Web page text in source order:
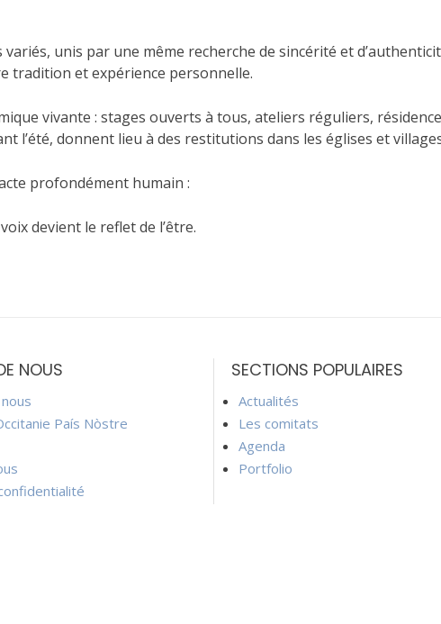
unis par une même recherche de sincérité et
tradition et expérience personnelle.
vivante : stages ouverts à tous, ateliers réguliers,
l’été, donnent lieu à des restitutions dans les églises et
profondément humain :
devient le reflet de l’être.
NOUS
País Nòstre
SECTIONS POPULAIRES
Actualités
Les comitats
Agenda
Portfolio